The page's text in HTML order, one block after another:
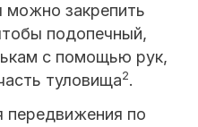
можно закрепить
подопечный,
с помощью рук,
туловища2.
передвижения по